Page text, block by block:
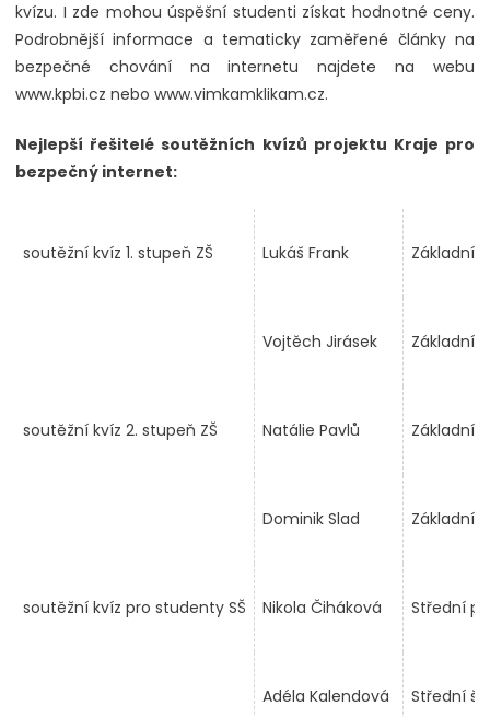
kvízu. I zde mohou úspěšní studenti získat hodnotné ceny.
Podrobnější informace a tematicky zaměřené články na
bezpečné chování na internetu najdete na webu
www.kpbi.cz nebo www.vimkamklikam.cz.
Nejlepší řešitelé soutěžních kvízů projektu Kraje pro
bezpečný internet:
soutěžní kvíz 1. stupeň ZŠ Lukáš Frank Základní
Vojtěch Jirásek Základní
soutěžní kvíz 2. stupeň ZŠ Natálie Pavlů Základní
Dominik Slad Základní
soutěžní kvíz pro studenty SŠ Nikola Čiháková Střední
Adéla Kalendová Střední